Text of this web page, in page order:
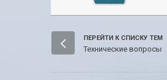
ПЕРЕЙТИ К СПИСКУ ТЕМ
Технические вопросы